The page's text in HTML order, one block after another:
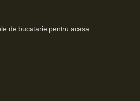
de bucatarie pentru acasa